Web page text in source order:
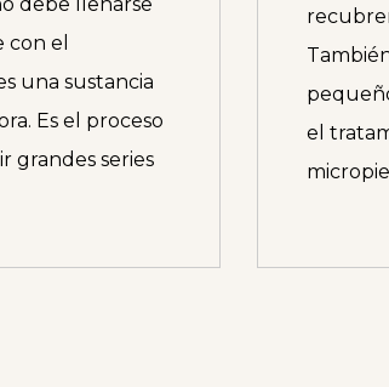
el
una sustancia
Es el proceso
grandes series
el